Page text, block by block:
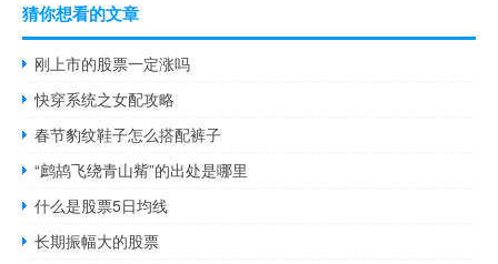
猜你想看的文章
刚上市的股票一定涨吗
快穿系统之女配攻略
春节豹纹鞋子怎么搭配裤子
“鹧鸪飞绕青山觜”的出处是哪里
什么是股票5日均线
长期振幅大的股票